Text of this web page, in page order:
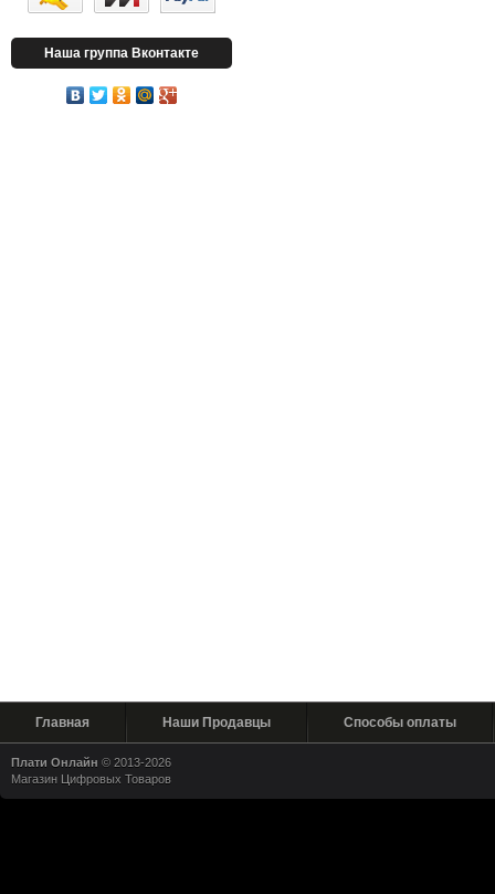
Наша группа Вконтакте
Главная Наши Продавцы Способы оплаты
Плати Онлайн © 2013-2026
Магазин Цифровых Товаров